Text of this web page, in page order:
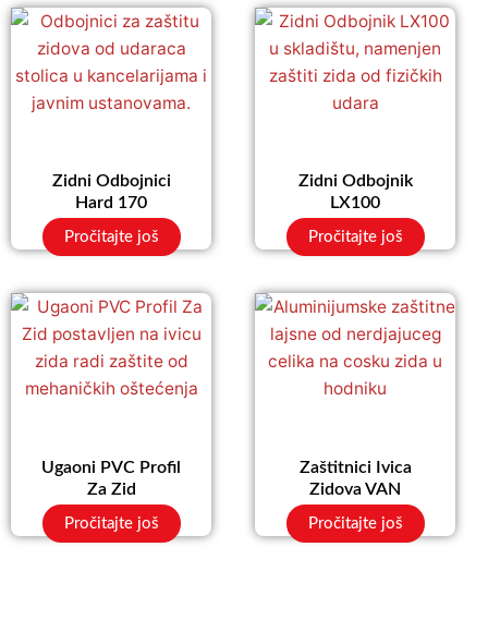
Zidni Odbojnici
Hard 170
Pročitajte još
Zidni Odbojnik
LX100
Pročitajte još
Ugaoni PVC Profil
Za Zid
Pročitajte još
Zaštitnici Ivica
Zidova VAN
Pročitajte još